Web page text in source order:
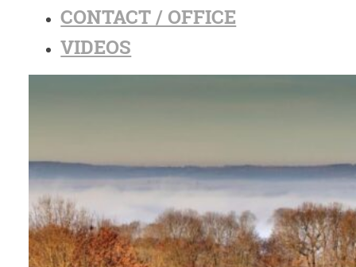
CONTACT / OFFICE
VIDEOS